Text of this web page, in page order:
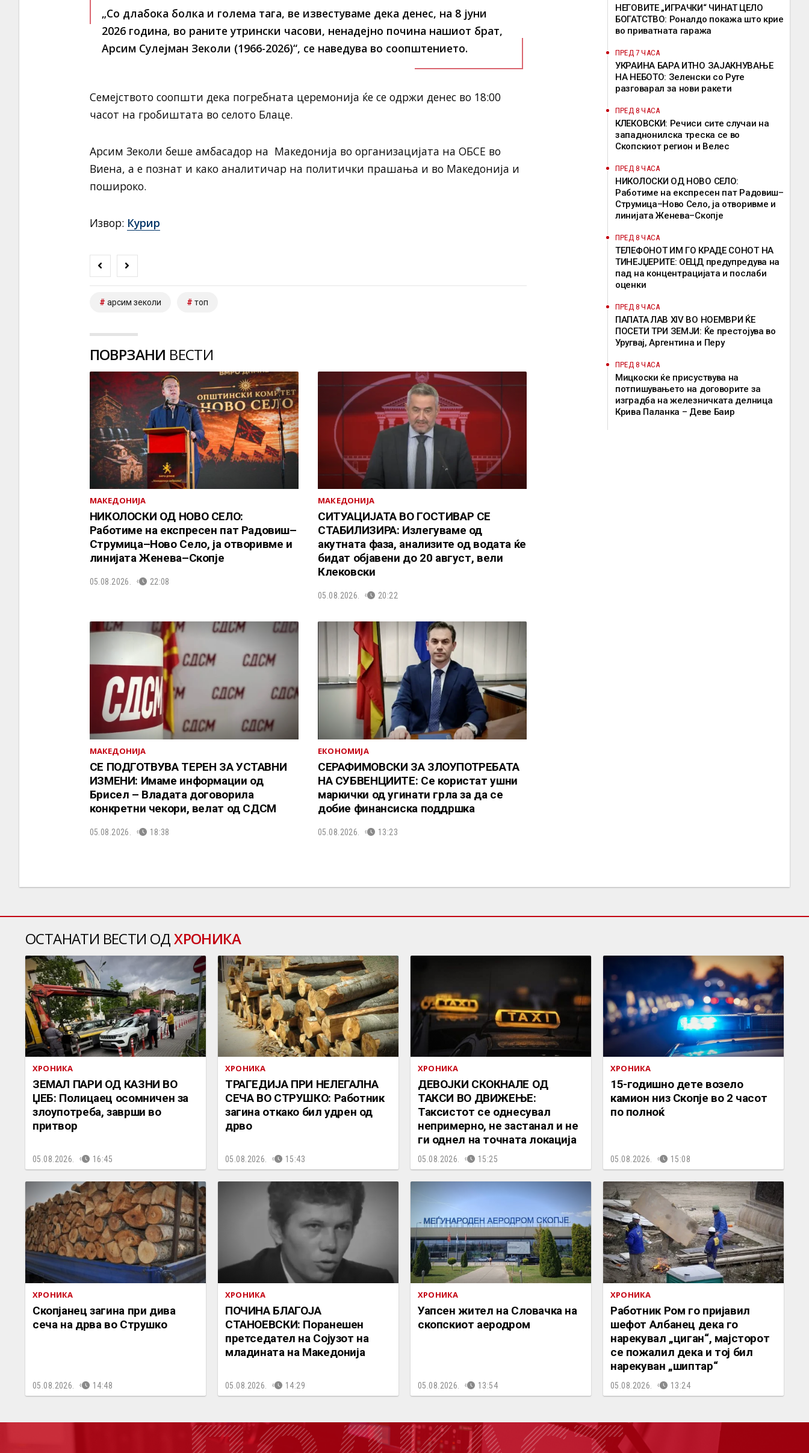
„Со длабока болка и голема тага, ве известуваме дека денес, на 8 јуни
2026 година, во раните утрински часови, ненадејно почина нашиот брат,
Арсим Сулејман Зеколи (1966-2026)“, се наведува во соопштението.
Семејството соопшти дека погребната церемонија ќе се одржи денес во 18:00
часот на гробиштата во селото Блаце.
Арсим Зеколи беше амбасадор на Македонија во организацијата на ОБСЕ во
Виена, а е познат и како аналитичар на политички прашања и во Македонија и
пошироко.
Извор: Курир
арсим зеколи топ
ПОВРЗАНИ ВЕСТИ
МАКЕДОНИЈА
НИКОЛОСКИ ОД НОВО СЕЛО:
Работиме на експресен пат Радовиш–
Струмица–Ново Село, ја отворивме и
линијата Женева–Скопје
05.08.2026. 22:08
МАКЕДОНИЈА
СИТУАЦИЈАТА ВО ГОСТИВАР СЕ
СТАБИЛИЗИРА: Излегуваме од
акутната фаза, анализите од водата ќе
бидат објавени до 20 август, вели
Клековски
05.08.2026. 20:22
МАКЕДОНИЈА
СЕ ПОДГОТВУВА ТЕРЕН ЗА УСТАВНИ
ИЗМЕНИ: Имаме информации од
Брисел – Владата договорила
конкретни чекори, велат од СДСМ
05.08.2026. 18:38
ЕКОНОМИЈА
СЕРАФИМОВСКИ ЗА ЗЛОУПОТРЕБАТА
НА СУБВЕНЦИИТЕ: Се користат ушни
маркички од угинати грла за да се
добие финансиска поддршка
05.08.2026. 13:23
НЕГОВИТЕ „ИГРАЧКИ“ ЧИНАТ ЦЕЛО
БОГАТСТВО: Роналдо покажа што крие
во приватната гаража
ПРЕД 7 ЧАСА
УКРАИНА БАРА ИТНО ЗАЈАКНУВАЊЕ
НА НЕБОТО: Зеленски со Руте
разговарал за нови ракети
ПРЕД 8 ЧАСА
КЛЕКОВСКИ: Речиси сите случаи на
западнонилска треска се во
Скопскиот регион и Велес
ПРЕД 8 ЧАСА
НИКОЛОСКИ ОД НОВО СЕЛО:
Работиме на експресен пат Радовиш–
Струмица–Ново Село, ја отворивме и
линијата Женева–Скопје
ПРЕД 8 ЧАСА
ТЕЛЕФОНОТ ИМ ГО КРАДЕ СОНОТ НА
ТИНЕЈЏЕРИТЕ: ОЕЦД предупредува на
пад на концентрацијата и послаби
оценки
ПРЕД 8 ЧАСА
ПАПАТА ЛАВ XIV ВО НОЕМВРИ ЌЕ
ПОСЕТИ ТРИ ЗЕМЈИ: Ќе престојува во
Уругвај, Аргентина и Перу
ПРЕД 8 ЧАСА
Мицкоски ќе присуствува на
потпишувањето на договорите за
изградба на железничката делница
Крива Паланка – Деве Баир
ОСТАНАТИ ВЕСТИ ОДХРОНИКА
ХРОНИКА
ЗЕМАЛ ПАРИ ОД КАЗНИ ВО
ЏЕБ: Полицаец осомничен за
злоупотреба, заврши во
притвор
05.08.2026. 16:45
ХРОНИКА
ТРАГЕДИЈА ПРИ НЕЛЕГАЛНА
СЕЧА ВО СТРУШКО: Работник
загина откако бил удрен од
дрво
05.08.2026. 15:43
ХРОНИКА
ДЕВОЈКИ СКОКНАЛЕ ОД
ТАКСИ ВО ДВИЖЕЊЕ:
Таксистот се однесувал
непримерно, не застанал и не
ги однел на точната локација
05.08.2026. 15:25
ХРОНИКА
15-годишно дете возело
камион низ Скопје во 2 часот
по полноќ
05.08.2026. 15:08
ХРОНИКА
Скопјанец загина при дива
сеча на дрва во Струшко
05.08.2026. 14:48
ХРОНИКА
ПОЧИНА БЛАГОЈА
СТАНОЕВСКИ: Поранешен
претседател на Сојузот на
младината на Македонија
05.08.2026. 14:29
ХРОНИКА
Уапсен жител на Словачка на
скопскиот аеродром
05.08.2026. 13:54
ХРОНИКА
Работник Ром го пријавил
шефот Албанец дека го
нарекувал „циган“, мајсторот
се пожалил дека и тој бил
нарекуван „шиптар“
05.08.2026. 13:24